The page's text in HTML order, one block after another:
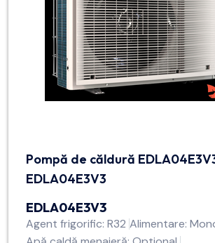
Pompă de căldură
EDLA04E3V3
EDLA04E3V3
Agent frigorific: R32 Alimentare: